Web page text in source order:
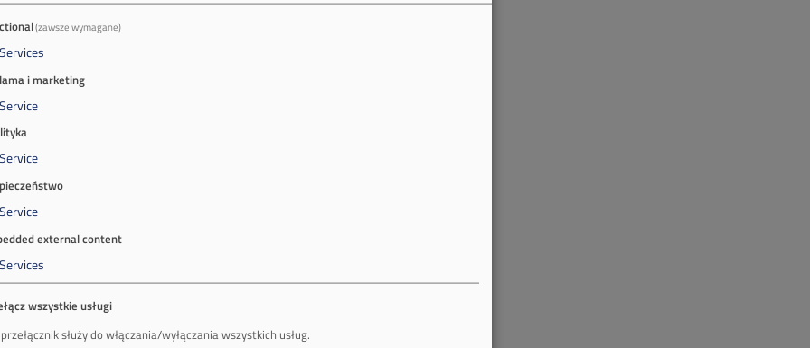
(zawsze wymagane)
Services
i marketing
Service
Service
Service
external content
Services
wszystkie usługi
służy do włączania/wyłączania wszystkich usług.